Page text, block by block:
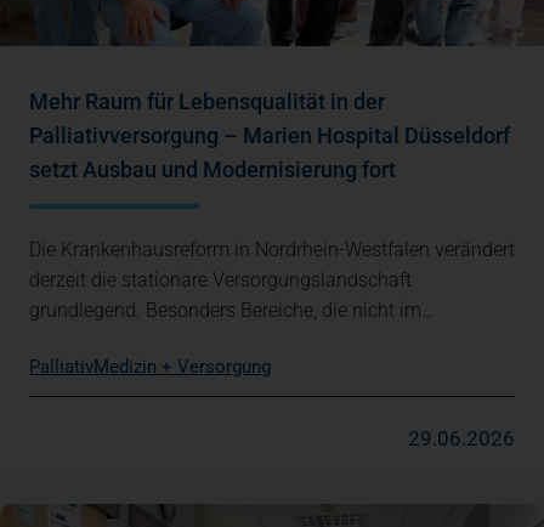
Mehr Raum für Lebensqualität in der
Palliativversorgung – Marien Hospital Düsseldorf
setzt Ausbau und Modernisierung fort
Die Krankenhausreform in Nordrhein-Westfalen verändert
derzeit die stationäre Versorgungslandschaft
grundlegend. Besonders Bereiche, die nicht im…
PalliativMedizin + Versorgung
29.06.2026